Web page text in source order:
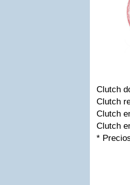
Clutch
Clutch
Clutch
Clutch
*